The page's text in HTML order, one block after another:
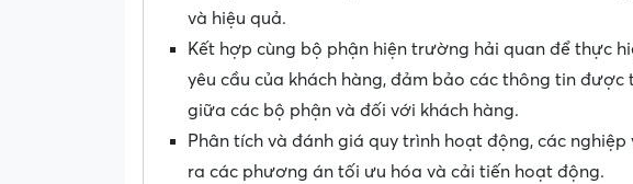
và hiệu quả.
Kết hợp cùng bộ phận hiện trường hải quan để thực
yêu cầu của khách hàng, đảm bảo các thông tin được
giữa các bộ phận và đối với khách hàng.
Phân tích và đánh giá quy trình hoạt động, các
ra các phương án tối ưu hóa và cải tiến hoạt động.